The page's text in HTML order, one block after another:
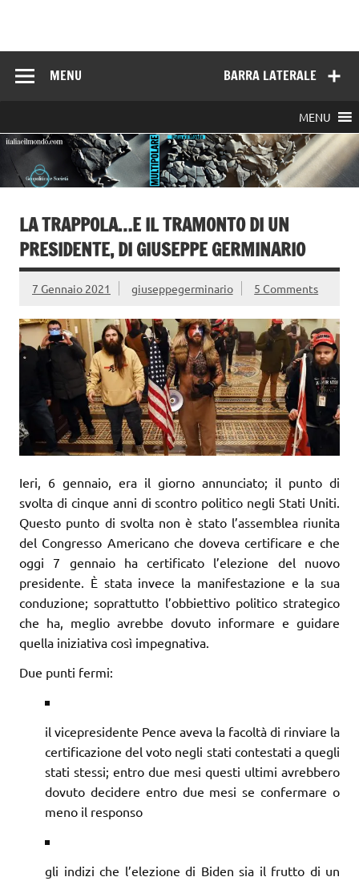
BARRA LATERALE
MENU
MENU
LA TRAPPOLA…E IL TRAMONTO DI UN
PRESIDENTE, DI GIUSEPPE GERMINARIO
7 Gennaio 2021 giuseppegerminario 5 Comments
Ieri, 6 gennaio, era il giorno annunciato; il punto di
svolta di cinque anni di scontro politico negli Stati Uniti.
Questo punto di svolta non è stato l’assemblea riunita
del Congresso Americano che doveva certificare e che
oggi 7 gennaio ha certificato l’elezione del nuovo
presidente. È stata invece la manifestazione e la sua
conduzione; soprattutto l’obbiettivo politico strategico
che ha, meglio avrebbe dovuto informare e guidare
quella iniziativa così impegnativa.
Due punti fermi:
il vicepresidente Pence aveva la facoltà di rinviare la
certificazione del voto negli stati contestati a quegli
stati stessi; entro due mesi questi ultimi avrebbero
dovuto decidere entro due mesi se confermare o
meno il responso
gli indizi che l’elezione di Biden sia il frutto di un